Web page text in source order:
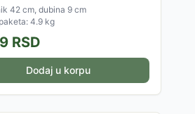
hrane....
42 cm, dubina 9 cm
4.9 kg
RSD
Dodaj u korpu